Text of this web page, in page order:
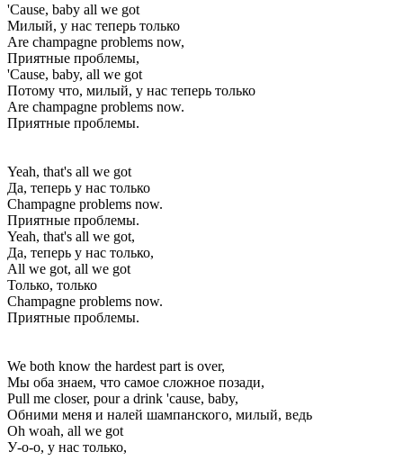
'Cause, baby all we got
Милый, у нас теперь только
Are champagne problems now,
Приятные проблемы,
'Cause, baby, all we got
Потому что, милый, у нас теперь только
Are champagne problems now.
Приятные проблемы.
Yeah, that's all we got
Да, теперь у нас только
Champagne problems now.
Приятные проблемы.
Yeah, that's all we got,
Да, теперь у нас только,
All we got, all we got
Только, только
Champagne problems now.
Приятные проблемы.
We both know the hardest part is over,
Мы оба знаем, что самое сложное позади,
Pull me closer, pour a drink 'cause, baby,
Обними меня и налей шампанского, милый, ведь
Oh woah, all we got
У-о-о, у нас только,